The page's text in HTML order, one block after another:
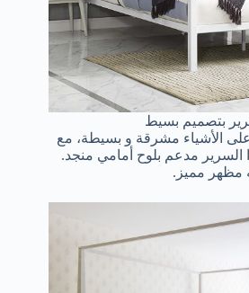
بتصميم بسيط
الأشياء مشرقة و بسيطة، مع
السرير مدعم بلوح أمامي منجد.
مظهر مميز.